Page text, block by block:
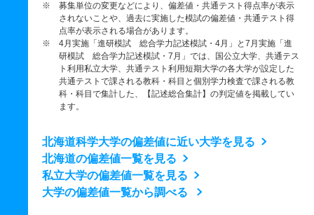
※ 募集単位の変更などにより、偏差値・共通テスト得点率が表示
されないことや、過去に実施した模試の偏差値・共通テスト得
点率が表示される場合があります。
※ 4月実施「進研模試 総合学力記述模試・4月」と7月実施「進
研模試 総合学力記述模試・7月」では、国公立大学、共通テス
ト利用私立大学、共通テスト利用短期大学の各大学が設定した
共通テストで課される教科・科目と個別学力検査で課される教
科・科目で集計した、【記述総合集計】の判定値を掲載してい
ます。
北海道科学大学の偏差値に近い大学を見る
北海道の偏差値一覧を見る
私立大学の偏差値一覧を見る
大学の偏差値一覧から調べる